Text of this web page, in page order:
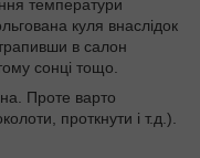
температури
куля внаслідок
в салон
сонці тощо.
Проте варто
проткнути і т.д.).